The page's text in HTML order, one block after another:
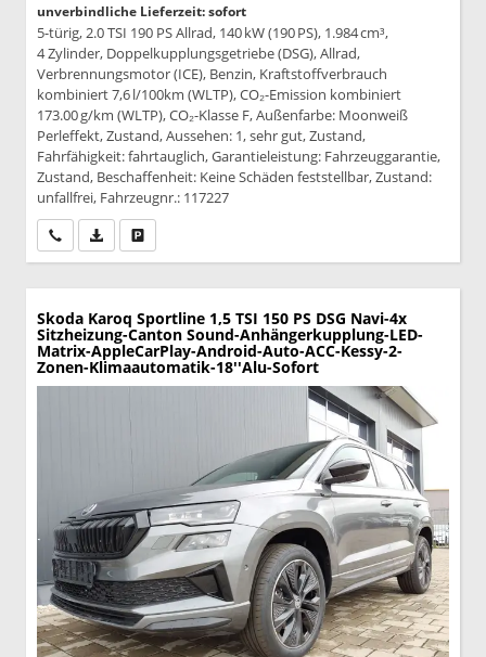
unverbindliche Lieferzeit: sofort
5-türig, 2.0 TSI 190 PS Allrad, 140 kW (190 PS), 1.984 cm³,
4 Zylinder, Doppelkupplungsgetriebe (DSG), Allrad,
Verbrennungsmotor (ICE), Benzin, Kraftstoffverbrauch
kombiniert 7,6 l/100km (WLTP), CO₂-Emission kombiniert
173.00 g/km (WLTP), CO₂-Klasse F, Außenfarbe: Moonweiß
Perleffekt, Zustand, Aussehen: 1, sehr gut, Zustand,
Fahrfähigkeit: fahrtauglich, Garantieleistung: Fahrzeuggarantie,
Zustand, Beschaffenheit: Keine Schäden feststellbar, Zustand:
unfallfrei, Fahrzeugnr.: 117227
Wir rufen Sie anPDF-Datei, Fahrzeugexposé drucken
Skoda Karoq Sportline 1,5 TSI 150 PS DSG Navi-4x
Sitzheizung-Canton Sound-Anhängerkupplung-LED-
Matrix-AppleCarPlay-Android-Auto-ACC-Kessy-2-
Zonen-Klimaautomatik-18''Alu-Sofort